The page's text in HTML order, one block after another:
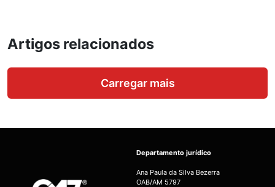
Artigos relacionados
Carregar mais
Departamento jurídico
Ana Paula da Silva Bezerra
OAB/AM 5797